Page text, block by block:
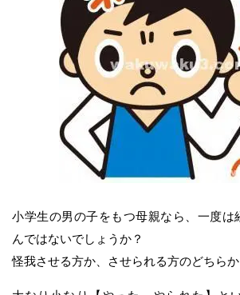
小学生の男の子をもつ母親なら、一度は
んではないでしょうか？
怪我させる方か、させられる方のどちらか